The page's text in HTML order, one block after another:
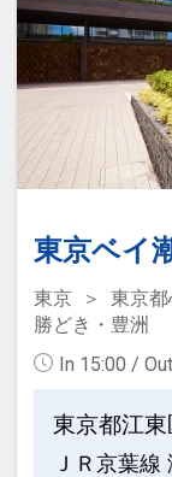
東京ベイ
東京 東京
勝どき・豊洲
In 15:00 /
東京都江
ＪＲ京葉